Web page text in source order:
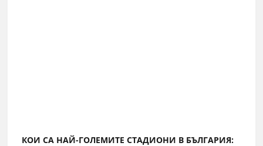
КОИ СА НАЙ-ГОЛЕМИТЕ СТАДИОНИ В БЪЛГАРИЯ: